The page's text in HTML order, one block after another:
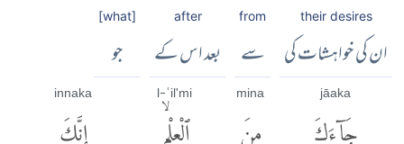
their desires
ان کی خواہشات کی
from
سے
after
بعد اس کے
[what]
جو
jāaka
جَآءَكَ
mina
مِنَ
l-ʿil'mi
ٱلْعِلْمِۙ
innaka
إِنَّكَ